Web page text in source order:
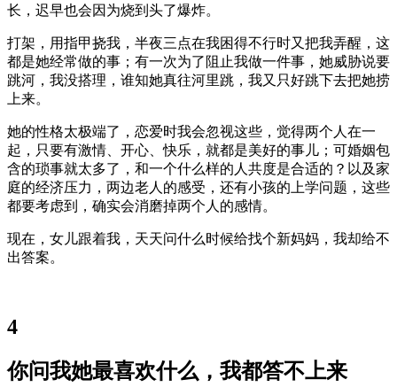
长，迟早也会因为烧到头了爆炸。
打架，用指甲挠我，半夜三点在我困得不行时又把我弄醒，这
都是她经常做的事；有一次为了阻止我做一件事，她威胁说要
跳河，我没搭理，谁知她真往河里跳，我又只好跳下去把她捞
上来。
她的性格太极端了，恋爱时我会忽视这些，觉得两个人在一
起，只要有激情、开心、快乐，就都是美好的事儿；可婚姻包
含的琐事就太多了，和一个什么样的人共度是合适的？以及家
庭的经济压力，两边老人的感受，还有小孩的上学问题，这些
都要考虑到，确实会消磨掉两个人的感情。
现在，女儿跟着我，天天问什么时候给找个新妈妈，我却给不
出答案。
4
你问我她最喜欢什么，我都答不上来